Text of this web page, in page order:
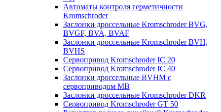
Автоматы контроля герметичности
Kromschroder
Заслонки дроссельные Kromschroder BVG,
BVGF, BVA, BVAF
Заслонки дроссельные Kromschroder BVH,
BVHS
Сервопривод Kromschroder IC 20
Сервопривод Kromschroder IC 40
Заслонки дроссельные BVHM с
сервоприводом МВ
Заслонки дроссельные Kromschroder DKR
Cервопривод Kromschroder GT 50